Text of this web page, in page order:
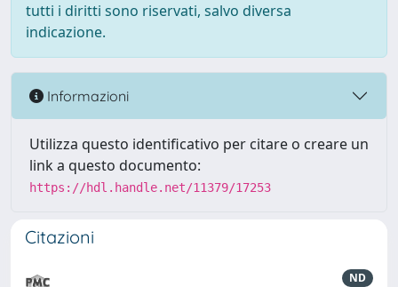
tutti i diritti sono riservati, salvo diversa
indicazione.
Informazioni
Utilizza questo identificativo per citare o creare un
link a questo documento:
https://hdl.handle.net/11379/17253
Citazioni
ND